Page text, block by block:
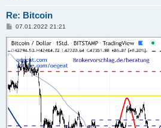
Re: Bitcoin
B
i
t
r
a
07.01.2022 21:21